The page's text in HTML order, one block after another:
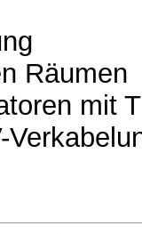
Räumen
mit